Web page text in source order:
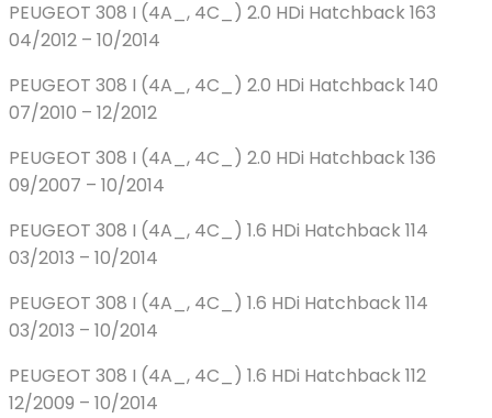
PEUGEOT 308 I (4A_, 4C_) 2.0 HDi Hatchback 163
04/2012 – 10/2014
PEUGEOT 308 I (4A_, 4C_) 2.0 HDi Hatchback 140
07/2010 – 12/2012
PEUGEOT 308 I (4A_, 4C_) 2.0 HDi Hatchback 136
09/2007 – 10/2014
PEUGEOT 308 I (4A_, 4C_) 1.6 HDi Hatchback 114
03/2013 – 10/2014
PEUGEOT 308 I (4A_, 4C_) 1.6 HDi Hatchback 114
03/2013 – 10/2014
PEUGEOT 308 I (4A_, 4C_) 1.6 HDi Hatchback 112
12/2009 – 10/2014